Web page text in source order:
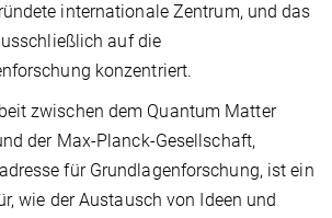
internationale Zentrum, und das
auf die
konzentriert.
zwischen dem Quantum Matter
der Max-Planck-Gesellschaft,
für Grundlagenforschung, ist ein
wie der Austausch von Ideen und